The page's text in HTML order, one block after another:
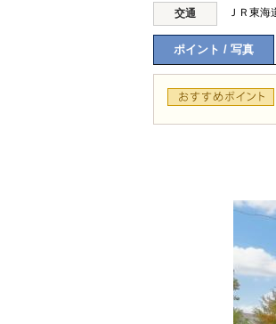
交通 ＪＲ東海
ポイント / 写真